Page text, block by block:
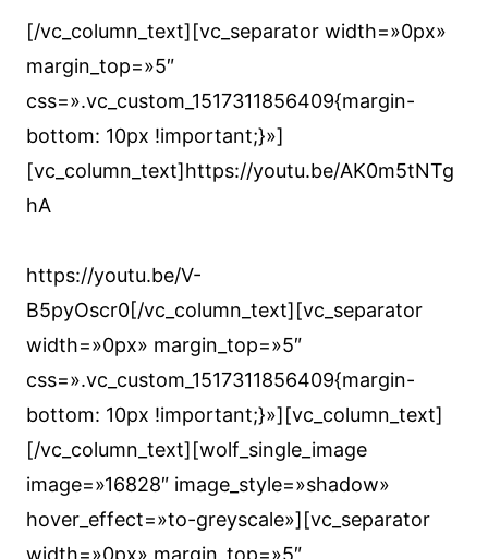
[/vc_column_text][vc_separator width=»0px»
margin_top=»5″
css=».vc_custom_1517311856409{margin-
bottom: 10px !important;}»]
[vc_column_text]https://youtu.be/AK0m5tNTg
hA
https://youtu.be/V-
B5pyOscr0[/vc_column_text][vc_separator
width=»0px» margin_top=»5″
css=».vc_custom_1517311856409{margin-
bottom: 10px !important;}»][vc_column_text]
[/vc_column_text][wolf_single_image
image=»16828″ image_style=»shadow»
hover_effect=»to-greyscale»][vc_separator
width=»0px» margin_top=»5″